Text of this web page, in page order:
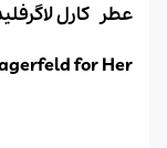
عطر کارل
for Her